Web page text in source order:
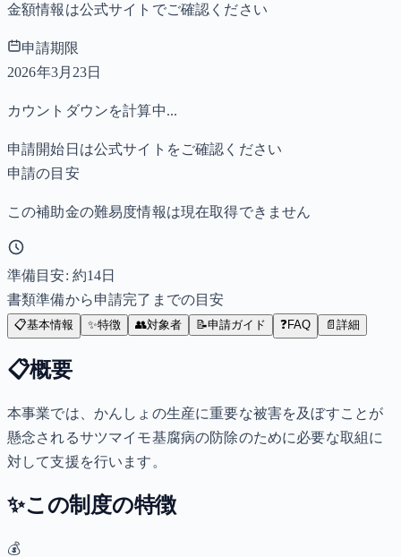
金額情報は公式サイトでご確認ください
申請期限
2026年3月23日
カウントダウンを計算中...
申請開始日は公式サイトをご確認ください
申請の目安
この補助金の難易度情報は現在取得できません
準備目安: 約14日
書類準備から申請完了までの目安
📋基本情報 ✨特徴 👥対象者 📝申請ガイド ❓FAQ 📄 詳細
📋概要
本事業では、かんしょの生産に重要な被害を及ぼすことが
懸念されるサツマイモ基腐病の防除のために必要な取組に
対して支援を行います。
✨この制度の特徴
💰